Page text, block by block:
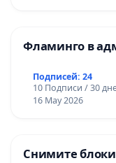
Фламинго в
Подписей: 24
10 Подписи / 30
16 May 2026
Снимите